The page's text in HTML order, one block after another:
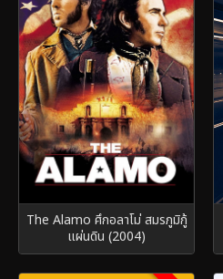
The Alamo ศึกอลาโม่ สมรภูมิกู้
แผ่นดิน (2004)